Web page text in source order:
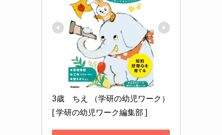
3歳　ちえ （学研の幼児ワーク）
[ 学研の幼児ワーク編集部 ]